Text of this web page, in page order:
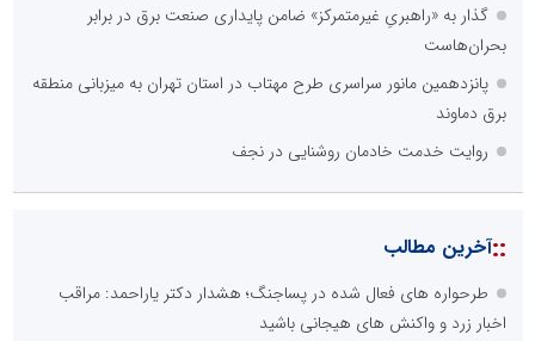
گذار به «راهبریِ غیرمتمرکز» ضامن پایداری صنعت برق در برابر
بحران‌هاست
پانزدهمین مانور سراسری طرح مهتاب در استان تهران به میزبانی منطقه
برق دماوند
روایت خدمت خادمان روشنایی در نجف
::آخرین مطالب
طرحواره های فعال شده در پساجنگ؛ هشدار دکتر یاراحمد: مراقب
اخبار زرد و واکنش های هیجانی باشید